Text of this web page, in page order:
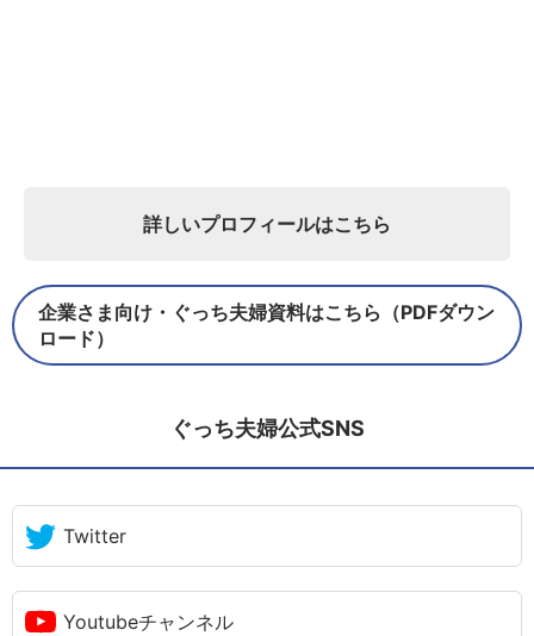
詳しいプロフィールはこちら
企業さま向け・ぐっち夫婦資料はこちら（PDFダウン
ロード）
ぐっち夫婦公式SNS
Twitter
Youtubeチャンネル